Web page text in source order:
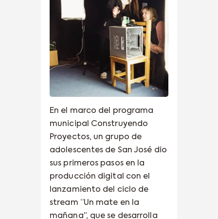
En el marco del programa
municipal Construyendo
Proyectos, un grupo de
adolescentes de San José dio
sus primeros pasos en la
producción digital con el
lanzamiento del ciclo de
stream “Un mate en la
mañana”, que se desarrolla